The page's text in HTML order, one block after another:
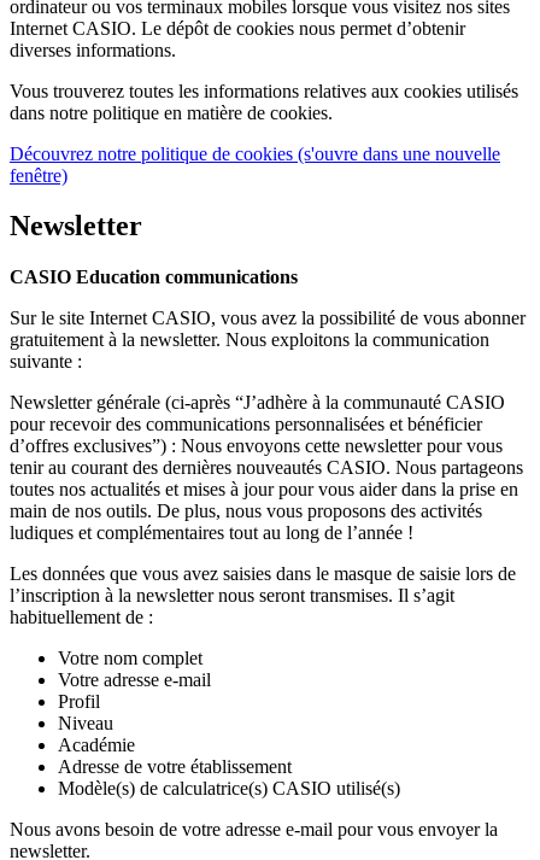
ordinateur ou vos terminaux mobiles lorsque vous visitez nos sites
Internet CASIO. Le dépôt de cookies nous permet d’obtenir
diverses informations.
Vous trouverez toutes les informations relatives aux cookies utilisés
dans notre politique en matière de cookies.
Découvrez notre politique de cookies (s'ouvre dans une nouvelle
fenêtre)
Newsletter
CASIO Education communications
Sur le site Internet CASIO, vous avez la possibilité de vous abonner
gratuitement à la newsletter. Nous exploitons la communication
suivante :
Newsletter générale (ci-après “J’adhère à la communauté CASIO
pour recevoir des communications personnalisées et bénéficier
d’offres exclusives”) : Nous envoyons cette newsletter pour vous
tenir au courant des dernières nouveautés CASIO. Nous partageons
toutes nos actualités et mises à jour pour vous aider dans la prise en
main de nos outils. De plus, nous vous proposons des activités
ludiques et complémentaires tout au long de l’année !
Les données que vous avez saisies dans le masque de saisie lors de
l’inscription à la newsletter nous seront transmises. Il s’agit
habituellement de :
Votre nom complet
Votre adresse e-mail
Profil
Niveau
Académie
Adresse de votre établissement
Modèle(s) de calculatrice(s) CASIO utilisé(s)
Nous avons besoin de votre adresse e-mail pour vous envoyer la
newsletter.